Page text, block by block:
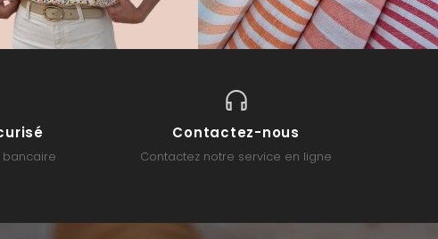
bancaire
Contactez-nous
Contactez notre service en ligne